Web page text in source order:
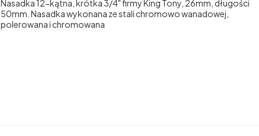
Nasadka 12-kątna, krótka 3/4" firmy King Tony, 26mm, długości
50mm. Nasadka wykonana ze stali chromowo wanadowej,
polerowana i chromowana